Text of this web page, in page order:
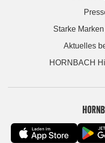
Starke
Aktuelles
HORNBACH